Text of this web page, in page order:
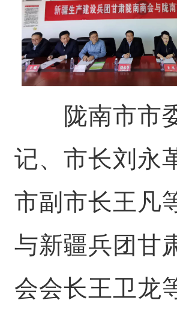
陇南市市
记、市长刘永
市副市长王凡
与新疆兵团甘
会会长王卫龙